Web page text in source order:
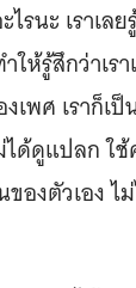
รนะ เราเล
ให้รู้สึกว่าเร
เพศ เราก็เ
ด้ดูแปลก ใ
องตัวเอง ไ